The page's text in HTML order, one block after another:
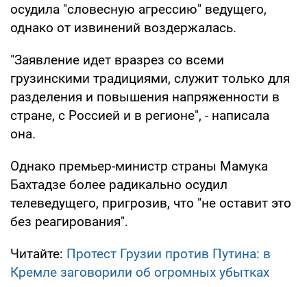
осудила "словесную агрессию" ведущего,
однако от извинений воздержалась.
"Заявление идет вразрез со всеми
грузинскими традициями, служит только для
разделения и повышения напряженности в
стране, с Россией и в регионе", - написала
она.
Однако премьер-министр страны Мамука
Бахтадзе более радикально осудил
телеведущего, пригрозив, что "не оставит это
без реагирования".
Читайте: Протест Грузии против Путина: в
Кремле заговорили об огромных убытках